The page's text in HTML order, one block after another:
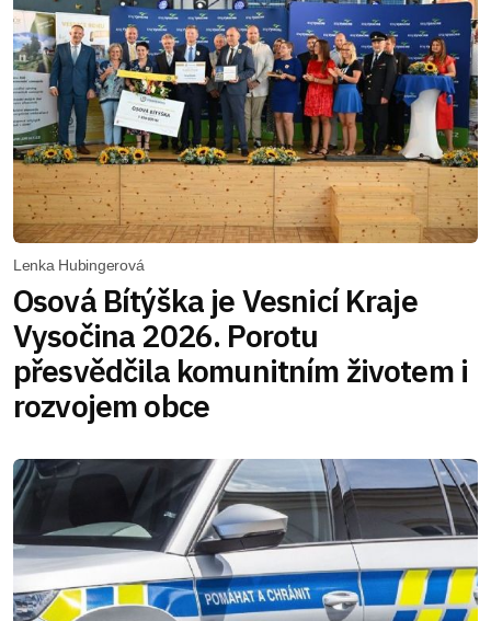
Lenka Hubingerová
Osová Bítýška je Vesnicí Kraje
Vysočina 2026. Porotu
přesvědčila komunitním životem i
rozvojem obce